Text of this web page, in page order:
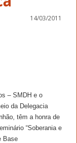
14/03/2011
– SMDH e o
da Delegacia
têm a honra de
“Soberania e
Base